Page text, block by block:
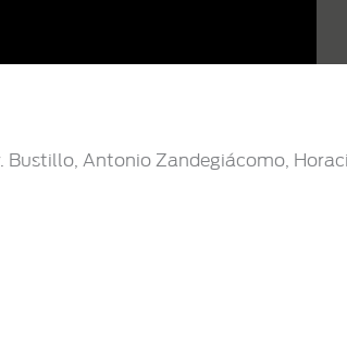
Antonio Zandegiácomo,